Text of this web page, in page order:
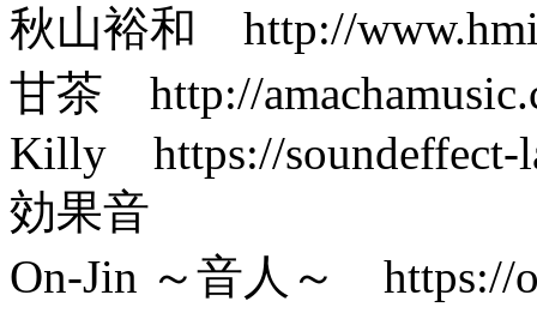
秋山裕和 http://
甘茶 http://
Killy https://soundeffect-
効果音
On-Jin ～音人～ https://